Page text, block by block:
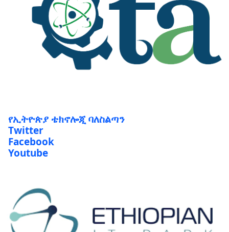
የኢትዮጵያ ቴክኖሎጂ ባለስልጣን
Twitter
Facebook
Youtube